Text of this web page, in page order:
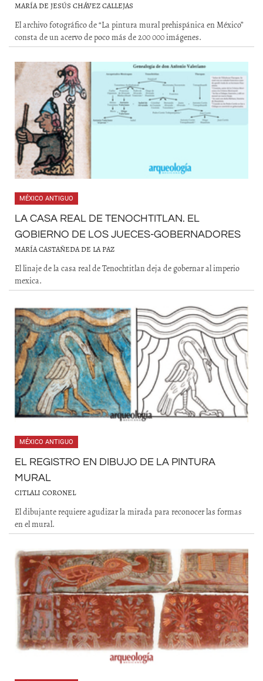
MARÍA DE JESÚS CHÁVEZ CALLEJAS
El archivo fotográfico de “La pintura mural prehispánica en México”
consta de un acervo de poco más de 200 000 imágenes.
MÉXICO ANTIGUO
LA CASA REAL DE TENOCHTITLAN. EL
GOBIERNO DE LOS JUECES-GOBERNADORES
MARÍA CASTAÑEDA DE LA PAZ
El linaje de la casa real de Tenochtitlan deja de gobernar al imperio
mexica.
MÉXICO ANTIGUO
EL REGISTRO EN DIBUJO DE LA PINTURA
MURAL
CITLALI CORONEL
El dibujante requiere agudizar la mirada para reconocer las formas
en el mural.